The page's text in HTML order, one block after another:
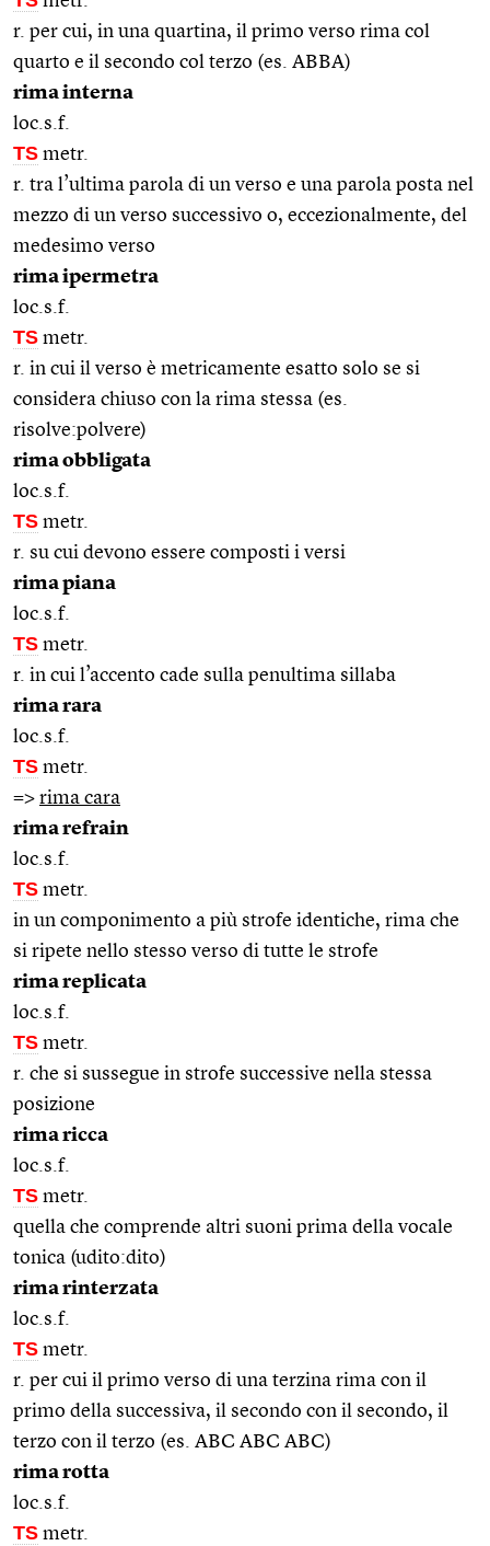
r. per cui, in una quartina, il primo verso rima col
quarto e il secondo col terzo (es. ABBA)
rima interna
loc.s.f.
TS metr.
r. tra l’ultima parola di un verso e una parola posta nel
mezzo di un verso successivo o, eccezionalmente, del
medesimo verso
rima ipermetra
loc.s.f.
TS metr.
r. in cui il verso è metricamente esatto solo se si
considera chiuso con la rima stessa (es.
risolve:polvere)
rima obbligata
loc.s.f.
TS metr.
r. su cui devono essere composti i versi
rima piana
loc.s.f.
TS metr.
r. in cui l’accento cade sulla penultima sillaba
rima rara
loc.s.f.
TS metr.
=> rima cara
rima refrain
loc.s.f.
TS metr.
in un componimento a più strofe identiche, rima che
si ripete nello stesso verso di tutte le strofe
rima replicata
loc.s.f.
TS metr.
r. che si sussegue in strofe successive nella stessa
posizione
rima ricca
loc.s.f.
TS metr.
quella che comprende altri suoni prima della vocale
tonica (udito:dito)
rima rinterzata
loc.s.f.
TS metr.
r. per cui il primo verso di una terzina rima con il
primo della successiva, il secondo con il secondo, il
terzo con il terzo (es. ABC ABC ABC)
rima rotta
loc.s.f.
TS metr.